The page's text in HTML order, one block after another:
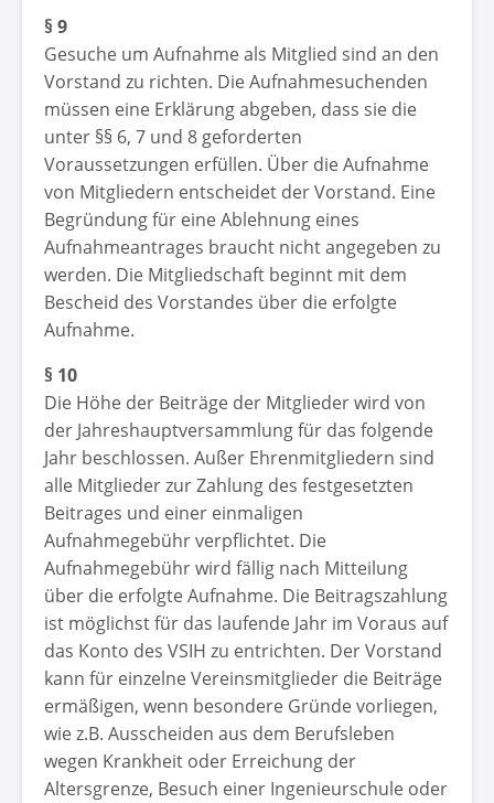
§ 9
Gesuche um Aufnahme als Mitglied sind an den
Vorstand zu richten. Die Aufnahmesuchenden
müssen eine Erklärung abgeben, dass sie die
unter §§ 6, 7 und 8 geforderten
Voraussetzungen erfüllen. Über die Aufnahme
von Mitgliedern entscheidet der Vorstand. Eine
Begründung für eine Ablehnung eines
Aufnahmeantrages braucht nicht angegeben zu
werden. Die Mitgliedschaft beginnt mit dem
Bescheid des Vorstandes über die erfolgte
Aufnahme.
§ 10
Die Höhe der Beiträge der Mitglieder wird von
der Jahreshauptversammlung für das folgende
Jahr beschlossen. Außer Ehrenmitgliedern sind
alle Mitglieder zur Zahlung des festgesetzten
Beitrages und einer einmaligen
Aufnahmegebühr verpflichtet. Die
Aufnahmegebühr wird fällig nach Mitteilung
über die erfolgte Aufnahme. Die Beitragszahlung
ist möglichst für das laufende Jahr im Voraus auf
das Konto des VSIH zu entrichten. Der Vorstand
kann für einzelne Vereinsmitglieder die Beiträge
ermäßigen, wenn besondere Gründe vorliegen,
wie z.B. Ausscheiden aus dem Berufsleben
wegen Krankheit oder Erreichung der
Altersgrenze, Besuch einer Ingenieurschule oder